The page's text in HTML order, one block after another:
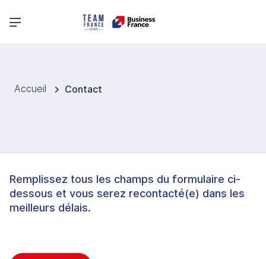
Menu principal
Accueil Contact
Remplissez tous les champs du formulaire ci-
dessous et vous serez recontacté(e) dans les
meilleurs délais.